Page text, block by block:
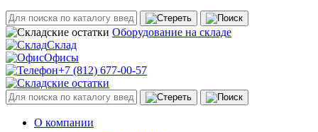
Оборудование на складе
Склад
Офисы
+7 (812) 677-00-57
О компании